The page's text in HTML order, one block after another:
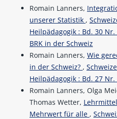
Romain Lanners,
unserer Statistik ,
Heilpädagogik : Bd. 30
BRK in der Schweiz
Romain Lanners, Wie
in der Schweiz? ,
Heilpädagogik : Bd. 27
Romain Lanners, Olga
Thomas Wetter,
Mehrwert für alle ,